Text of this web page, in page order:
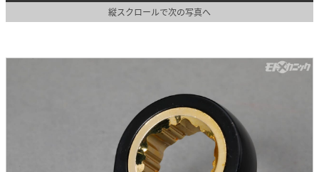
縦スクロールで次の写真へ